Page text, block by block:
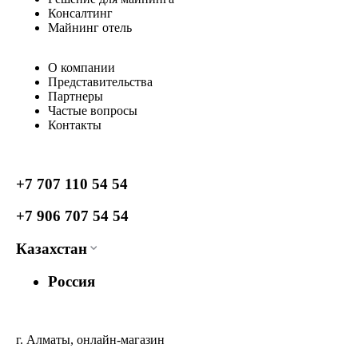
Консалтинг
Майнинг отель
О компании
Представительства
Партнеры
Частые вопросы
Контакты
+7 707 110 54 54
+7 906 707 54 54
Казахстан
Россия
г. Алматы, онлайн-магазин